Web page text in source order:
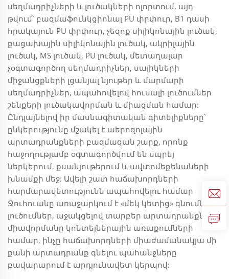
սեղմադրիչների և լուծակների ոլորտում, այդ
թվում՝ բազմաֆունկցիոնալ PU փրփուր, B1 դասի
հրակայուն PU փրփուր, չեզոք սիլիկոնային լուծակ,
քացախային սիլիկոնային լուծակ, ակրիլային
լուծակ, MS լուծակ, PU լուծակ, մետաղալար
չօգտագործող սեղմադրիչներ, սալիկների
միջանցքների լցանյալ նյութեր և մարմարի
սեղմադրիչներ, ապահովելով հուսալի լուծումներ
շենքերի լուծակավորման և միացման համար:
Ընդլայնելով իր մասնագիտական գիտելիքները՝
ընկերությունը մշակել է աերոզոլային
արտադրանքների բազմազան շարք, որոնք
հաջողությամբ օգտագործվում են սպրեյ
ներկերում, քսանյութերում և ավտոմեքենաների
խնամքի մեջ: Ավելի շատ հաճախորդների
հարմարավետությունն ապահովելու համար
Ջուհուանը առաջարկում է «մեկ կետից» գնումների
լուծումներ, աջակցելով տարբեր արտադրանքների
միավորմանը կոնտեյներային առաքումների
համար, ինչը հաճախորդների միաժամանակյա մի
քանի արտադրանք գնելու պահանջները
բավարարում է արդյունավետ կերպով: